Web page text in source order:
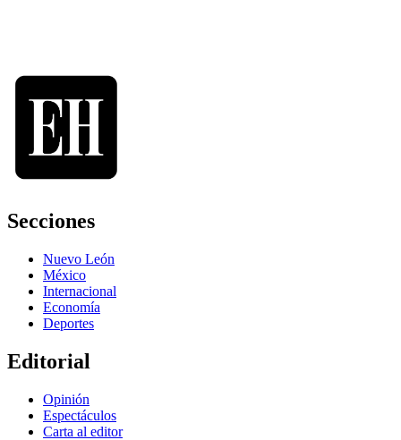
Secciones
Nuevo León
México
Internacional
Economía
Deportes
Editorial
Opinión
Espectáculos
Carta al editor